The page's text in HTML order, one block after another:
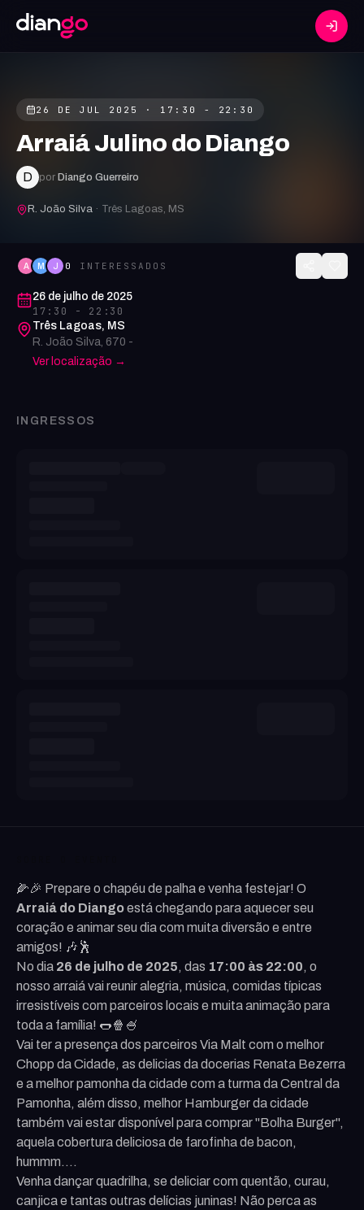
26 DE JUL 2025 · 17:30 - 22:30
Arraiá Julino do Diango
D por Diango Guerreiro
R. João Silva · Três Lagoas, MS
A M J 0 INTERESSADOS
26 de julho de 2025
17:30 - 22:30
Três Lagoas, MS
R. João Silva, 670 -
Ver localização →
INGRESSOS
🌽🎉 Prepare o chapéu de palha e venha festejar! O
Arraiá do Diangoestá chegando para aquecer seu
coração e animar seu dia com muita diversão e entre
amigos! 🎶🕺
No dia 26 de julho de 2025, das 17:00 às 22:00, o
nosso arraiá vai reunir alegria, música, comidas típicas
irresistíveis com parceiros locais e muita animação para
toda a família! 🌭🍿🍧
Vai ter a presença dos parceiros Via Malt com o melhor
Chopp da Cidade, as delicias da docerias Renata Bezerra
e a melhor pamonha da cidade com a turma da Central da
Pamonha, além disso, melhor Hamburger da cidade
também vai estar disponível para comprar "Bolha Burger",
aquela cobertura deliciosa de farofinha de bacon,
hummm....
Venha dançar quadrilha, se deliciar com quentão, curau,
canjica e tantas outras delícias juninas! Não perca as